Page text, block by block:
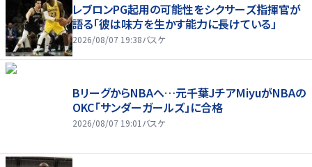
レブロンPG起用の可能性をシクサーズ指揮官が
語る「彼は味方を生かす能力に長けている」
2026/08/07 19:38バスケ
BリーグからNBAへ…元千葉JチアMiyuがNBAの
OKC「サンダーガールズ」に合格
2026/08/07 19:01 バスケ